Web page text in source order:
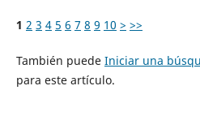
1 2 3 4 5 6 7 8 9 10 > >>
También puede Iniciar una
para este artículo.